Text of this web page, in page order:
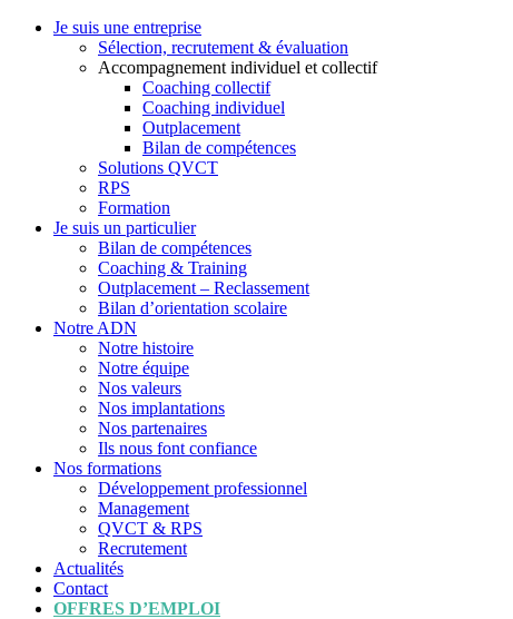
Je suis une entreprise
Sélection, recrutement & évaluation
Accompagnement individuel et collectif
Coaching collectif
Coaching individuel
Outplacement
Bilan de compétences
Solutions QVCT
RPS
Formation
Je suis un particulier
Bilan de compétences
Coaching & Training
Outplacement – Reclassement
Bilan d’orientation scolaire
Notre ADN
Notre histoire
Notre équipe
Nos valeurs
Nos implantations
Nos partenaires
Ils nous font confiance
Nos formations
Développement professionnel
Management
QVCT & RPS
Recrutement
Actualités
Contact
OFFRES D’EMPLOI